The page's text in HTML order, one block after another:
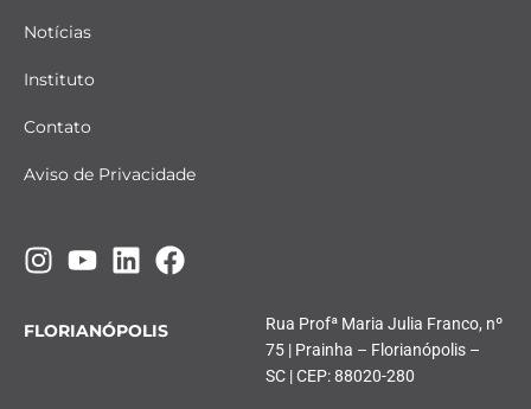
Notícias
Instituto
Contato
Aviso de Privacidade
FLORIANÓPOLIS
Rua Profª Maria Julia Franco, nº
75 | Prainha – Florianópolis –
SC | CEP: 88020-280